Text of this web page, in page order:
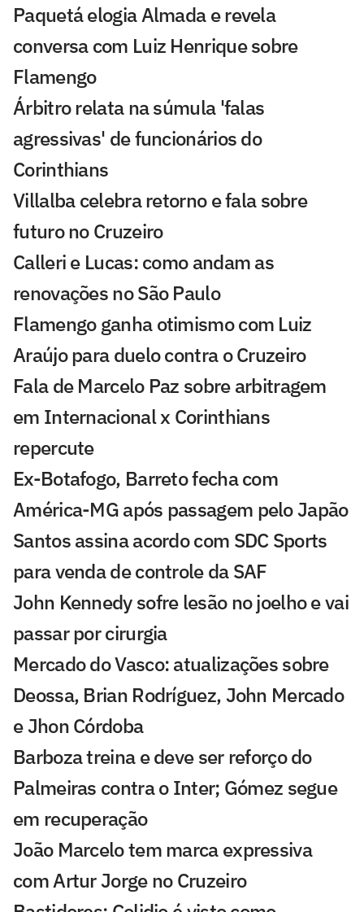
Paquetá elogia Almada e revela
conversa com Luiz Henrique sobre
Flamengo
Árbitro relata na súmula 'falas
agressivas' de funcionários do
Corinthians
Villalba celebra retorno e fala sobre
futuro no Cruzeiro
Calleri e Lucas: como andam as
renovações no São Paulo
Flamengo ganha otimismo com Luiz
Araújo para duelo contra o Cruzeiro
Fala de Marcelo Paz sobre arbitragem
em Internacional x Corinthians
repercute
Ex-Botafogo, Barreto fecha com
América-MG após passagem pelo Japão
Santos assina acordo com SDC Sports
para venda de controle da SAF
John Kennedy sofre lesão no joelho e vai
passar por cirurgia
Mercado do Vasco: atualizações sobre
Deossa, Brian Rodríguez, John Mercado
e Jhon Córdoba
Barboza treina e deve ser reforço do
Palmeiras contra o Inter; Gómez segue
em recuperação
João Marcelo tem marca expressiva
com Artur Jorge no Cruzeiro